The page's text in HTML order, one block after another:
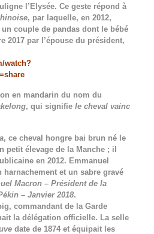
l’Elysée. Ce geste répond à
, par laquelle, en 2012,
un couple de pandas dont le bébé
2017 par l’épouse du président,
watch?
en mandarin du nom du
, qui signifiele cheval vainc
, ce cheval hongre bai brun né le
petit élevage de la Manche ; il
en 2012. Emmanuel
harnachement et un sabre gravé
Macron – Président de la
– Janvier 2018.
commandant de la Garde
la délégation officielle. La selle
date de 1874 et équipait les